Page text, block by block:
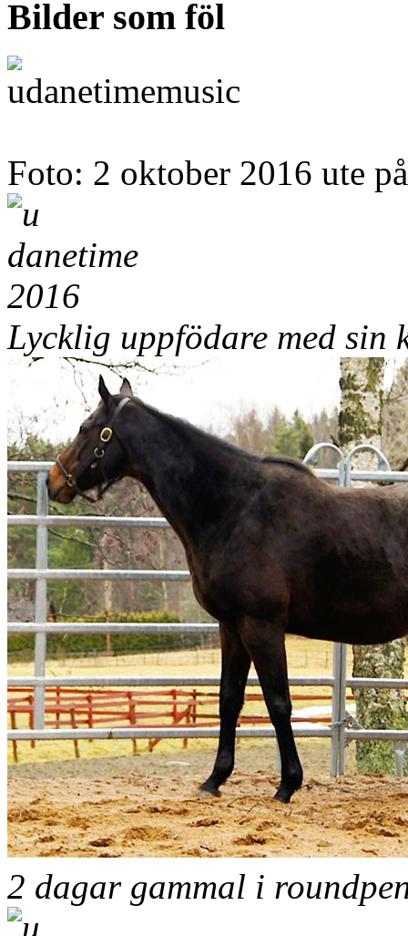
Bilder som föl
Foto: 2 oktober 2016 ute
Lycklig uppfödare med sin
2 dagar gammal i